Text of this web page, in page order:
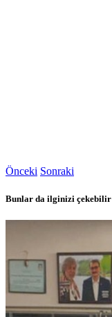
Önceki Sonraki
Bunlar da ilginizi çekebilir